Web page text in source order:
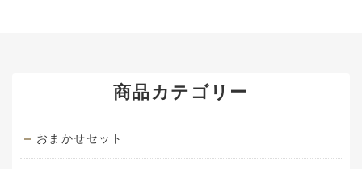
商品カテゴリー
おまかせセット